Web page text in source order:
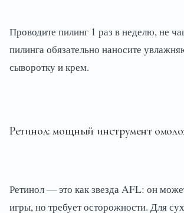
Проводите пилинг 1 раз в неделю, не
пилинга обязательно наносите
сыворотку и крем.
Ретинол: мощный инструмент
Ретинол — это как звезда AFL: он
игры, но требует осторожности. Для